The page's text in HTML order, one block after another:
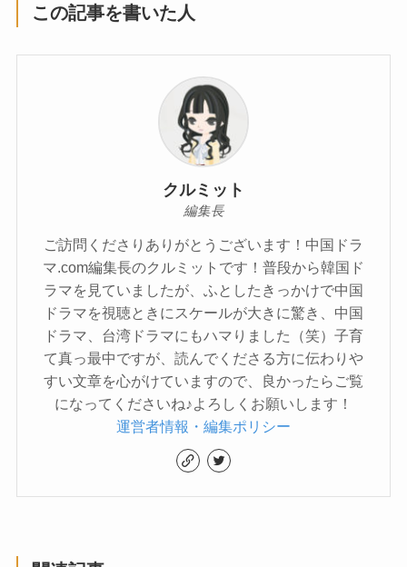
この記事を書いた人
クルミット
編集長
ご訪問くださりありがとうございます！中国ドラ
マ.com編集長のクルミットです！普段から韓国ド
ラマを見ていましたが、ふとしたきっかけで中国
ドラマを視聴ときにスケールが大きに驚き、中国
ドラマ、台湾ドラマにもハマりました（笑）子育
て真っ最中ですが、読んでくださる方に伝わりや
すい文章を心がけていますので、良かったらご覧
になってくださいね♪よろしくお願いします！
運営者情報・編集ポリシー